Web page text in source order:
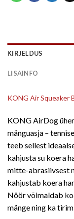
KIRJELDUS
LISAINFO
KONG Air Squeaker
KONG AirDog
mänguasja –
teeb sellest
kahjusta su koera
mitte-abrasiivsest
kahjustab koera
Nöör võimaldab
mänge ning ka